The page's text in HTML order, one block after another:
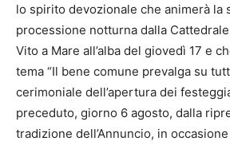
lo spirito devozionale che animerà la
processione notturna dalla
Vito a Mare all’alba del giovedì 17 e
tema “Il bene comune prevalga su
cerimoniale dell’apertura dei
preceduto, giorno 6 agosto, dalla
tradizione dell’Annuncio, in